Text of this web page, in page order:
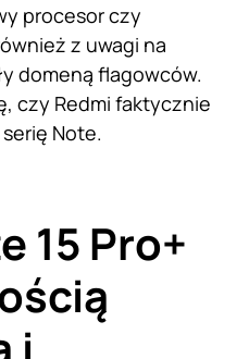
procesor czy
z uwagi na
domeną flagowców.
czy Redmi faktycznie
Note.
15 Pro+